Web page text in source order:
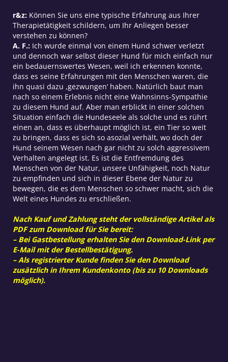
r&z:Können Sie uns eine typische Erfahrung aus Ihrer
Therapietätigkeit schildern, um Ihr Anliegen besser
verstehen zu können?
A. F.:Ich wurde einmal von einem Hund schwer verletzt
und dennoch war selbst dieser Hund für mich einfach nur
ein bedauernswertes Wesen, weil ich erkennen konnte,
dass es seine Erfahrungen mit den Menschen waren, die
ihn quasi dazu ,gezwungen‘ haben. Natürlich baut man
nach so einem Erlebnis nicht eine Wahnsinns-Sympathie
zu diesem Hund auf. Aber man erblickt in einer solchen
Situation einfach die Hundeseele als solche und es rührt
einen an, dass es überhaupt möglich ist, ein Tier so weit
zu bringen, dass es sich so asozial verhält, wo doch der
Hund seinem Wesen nach gar nicht zu solch aggressivem
Verhalten angelegt ist. Es ist die Entfremdung des
Menschen von der Natur, unsere Unfähigkeit, noch Natur
zu empfinden und sich in dieser Ebene der Natur zu
bewegen, die es dem Menschen so schwer macht, sich die
Welt eines Hundes zu erschließen.
Nach Kauf und Zahlung steht der vollständige Artikel als
PDF zum Download für Sie bereit:
– Bei Gastbestellung erhalten Sie den Download-Link per
E-Mail mit der Bestellbestätigung.
– Als registrierter Kunde finden Sie den Download
zusätzlich in Ihrem Kundenkonto (bis zu 10 Downloads
möglich).